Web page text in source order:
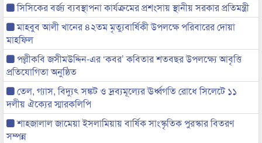
সিসিকের বর্জ্য ব্যবস্থাপনা কার্যক্রমের প্রশংসায় স্থানীয় সরকার প্রতিমন্ত্রী
মাহবুব আলী খানের ৪২তম মৃত্যুবার্ষিকী উপলক্ষে পরিবারের দোয়া
মাহফিল
পল্লীকবি জসীমউদ্দিন-এর ‘কবর’ কবিতার শতবছর উপলক্ষ্যে আবৃত্তি
প্রতিযোগিতা অনুষ্ঠিত
তেল, গ্যাস, বিদ্যুৎ সঙ্কট ও দ্রব্যমূল্যের ঊর্ধ্বগতি রোধে সিলেটে ১১
দলীয় ঐক্যের স্মারকলিপি
শাহজালাল জামেয়া ইসলামিয়ায় বার্ষিক সাংস্কৃতিক পুরস্কার বিতরণ
সম্পন্ন